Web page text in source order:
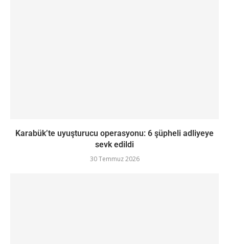
Karabük’te uyuşturucu operasyonu: 6 şüpheli adliyeye
sevk edildi
30 Temmuz 2026